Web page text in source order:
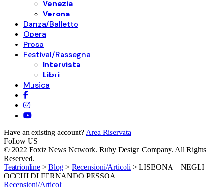
Venezia
Verona
Danza/Balletto
Opera
Prosa
Festival/Rassegna
Intervista
Libri
Musica
Have an existing account? Area Riservata
Follow US
© 2022 Foxiz News Network. Ruby Design Company. All Rights
Reserved.
Teatrionline > Blog > Recensioni/Articoli > LISBONA – NEGLI
OCCHI DI FERNANDO PESSOA
Recensioni/Articoli